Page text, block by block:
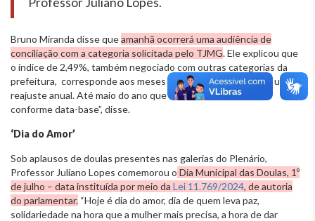
Bruno Miranda disse queamanhã ocorrerá uma audiência de
conciliação com a categoria solicitada pelo TJMG. Ele explicou que
o índice de 2,49%, também negociado com outras categorias da
prefeitura, corresponde aos meses de janeiro a abril. “Não é um
reajuste anual. Até maio do ano que vem teremos reajuste
conforme data-base”, disse.
‘Dia do Amor’
Sob aplausos de doulas presentes nas galerias do Plenário,
Professor Juliano Lopes comemorou o Dia Municipal das Doulas, 1º
de julho – data instituída por meio da Lei 11.769/2024, de autoria
do parlamentar. “Hoje é dia do amor, dia de quem leva paz,
solidariedade na hora que a mulher mais precisa, a hora de dar